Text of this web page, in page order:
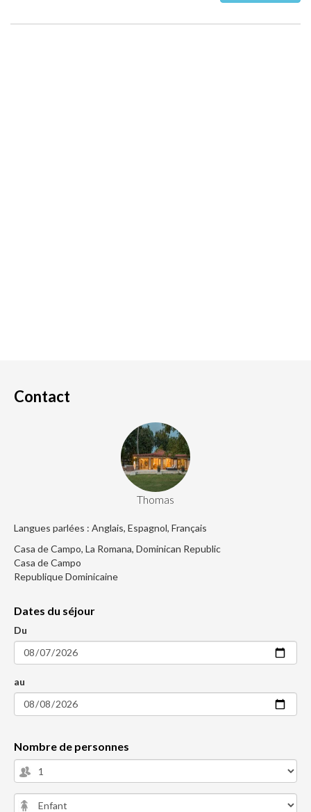
Contact
Thomas
Langues parlées : Anglais, Espagnol, Français
Casa de Campo, La Romana, Dominican Republic
Casa de Campo
Republique Dominicaine
Dates du séjour
Du
au
Nombre de personnes